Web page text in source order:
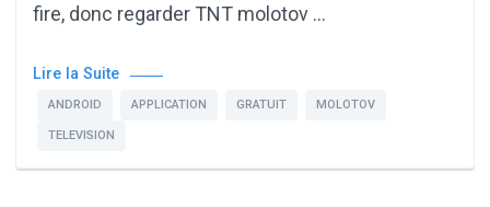
fire, donc regarder TNT molotov …
Lire la Suite
ANDROID APPLICATION GRATUIT MOLOTOV
TELEVISION